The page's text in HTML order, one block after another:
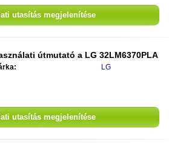
utasítás megjelenítése
útmutató a LG 32LM6370PLA
LG
utasítás megjelenítése